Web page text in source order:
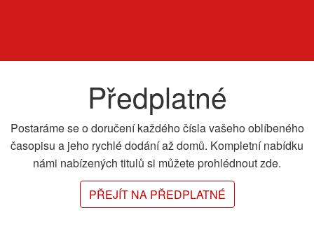
Předplatné
Postaráme se o doručení každého čísla vašeho oblíbeného
časopisu a jeho rychlé dodání až domů. Kompletní nabídku
námi nabízených titulů si můžete prohlédnout zde.
PŘEJÍT NA PŘEDPLATNÉ